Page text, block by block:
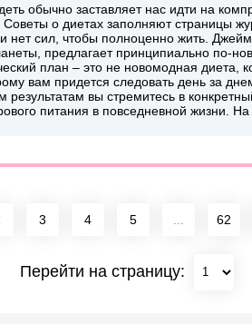
обычно заставляет нас идти на
о диетах заполняют страницы
сил, чтобы полноценно жить.
предлагает принципиально по-
план – это не новомодная диета,
вам придется следовать день за
результатам вы стремитесь в
питания в повседневной жизни. На
3 4 5 62
Перейти на страницу: